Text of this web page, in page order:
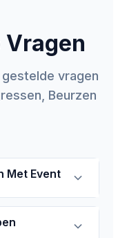
vragen
Beurzen
Met Event